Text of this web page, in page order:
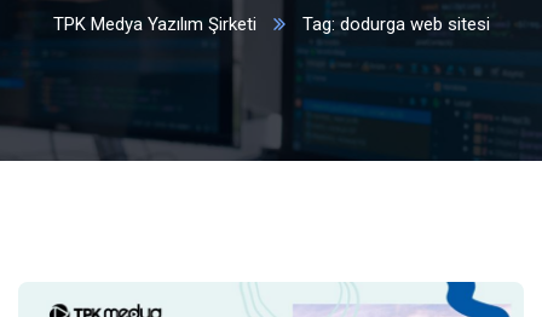
TPK Medya Yazılım Şirketi Tag: dodurga web sitesi